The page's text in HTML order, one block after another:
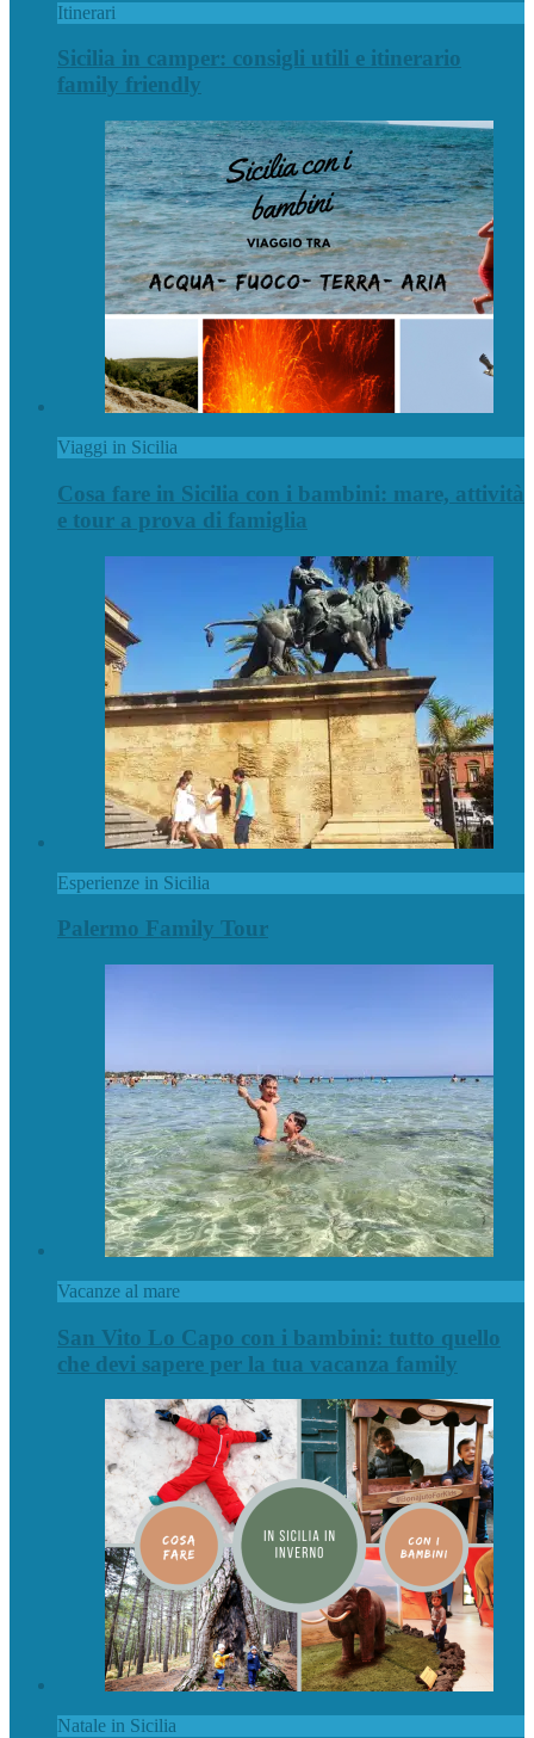
Itinerari
Sicilia in camper: consigli utili e itinerario
family friendly
Viaggi in Sicilia
Cosa fare in Sicilia con i bambini: mare, attività
e tour a prova di famiglia
Esperienze in Sicilia
Palermo Family Tour
Vacanze al mare
San Vito Lo Capo con i bambini: tutto quello
che devi sapere per la tua vacanza family
Natale in Sicilia